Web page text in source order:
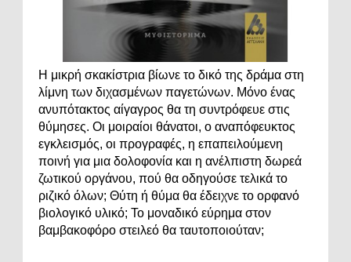
Η μικρή σκακίστρια βίωνε το δικό της δράμα στη
λίμνη των διχασμένων παγετώνων. Μόνο ένας
ανυπότακτος αίγαγρος θα τη συντρόφευε στις
θύμησες. Οι μοιραίοι θάνατοι, ο αναπόφευκτος
εγκλεισμός, οι προγραφές, η επαπειλούμενη
ποινή για μια δολοφονία και η ανέλπιστη δωρεά
ζωτικού οργάνου, πού θα οδηγούσε τελικά το
ριζικό όλων; Θύτη ή θύμα θα έδειχνε το ορφανό
βιολογικό υλικό; Το μοναδικό εύρημα στον
βαμβακοφόρο στειλεό θα ταυτοποιούταν;